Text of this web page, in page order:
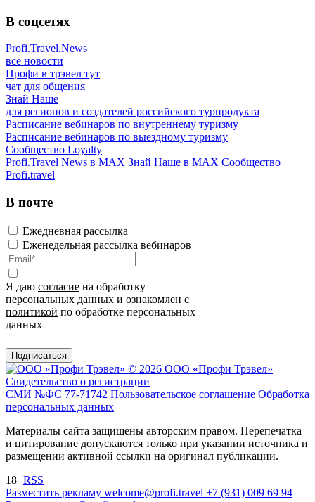
В соцсетях
Profi.Travel.News
все новости
Профи в трэвел тут
чат для общения
Знай Наше
для регионов и создателей российского турпродукта
Расписание вебинаров по внутреннему туризму
Расписание вебинаров по выездному туризму
Сообщество Loyalty
Profi.Travel News в MAX Знай Наше в MAX Сообщество
Profi.travel
В почте
Ежедневная рассылка
Еженедельная рассылка вебинаров
Я даю согласие на обработку
персональных данных и ознакомлен с
политикой по обработке персональных
данных
Подписаться
© 2026 ООО «Профи Трэвeл»
Свидетельство о регистрации
СМИ №ФС 77-71742 Пользовательское соглашение Обработка
персональных данных
Материалы сайта защищены авторским правом. Перепечатка
и цитирование допускаются только при указании источника и
размещении активной ссылки на оригинал публикации.
18+RSS
Разместить рекламу welcome@profi.travel +7 (931) 009 69 94